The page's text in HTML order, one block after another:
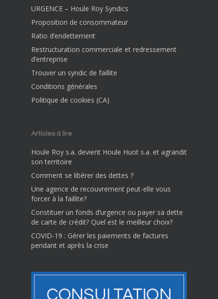
URGENCE – Houle Roy Syndics
Proposition de consommateur
Ratio d’endettement
Restructuration commerciale et redressement
d’entreprise
Trouver un syndic de faillite
Conditions générales
Politique de cookies (CA)
Articles à lire
Houle Roy s.a. devient Houle Huot s.a. et agrandit
son territoire
Comment se libérer des dettes ?
Une agence de recouvrement peut-elle vous
forcer à la faillite?
Constituer un fonds d’urgence ou payer sa dette
de carte de crédit? Quel est le meilleur choix?
COVID-19 : Gérer les paiements de factures
pendant et après la crise